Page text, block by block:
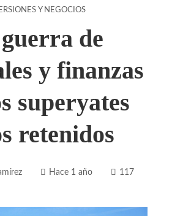
Y NEGOCIOS
de
y finanzas
superyates
retenidos
Hace 1 año 117